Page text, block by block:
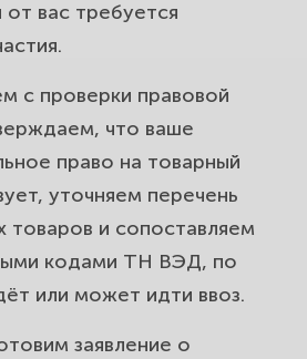
вас требуется
с проверки правовой
что ваше
право на товарный
уточняем перечень
товаров и сопоставляем
кодами ТН ВЭД, по
или может идти ввоз.
заявление о